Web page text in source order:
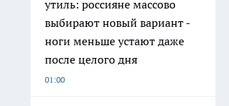
утиль: россияне массово
выбирают новый вариант -
ноги меньше устают даже
после целого дня
01:00